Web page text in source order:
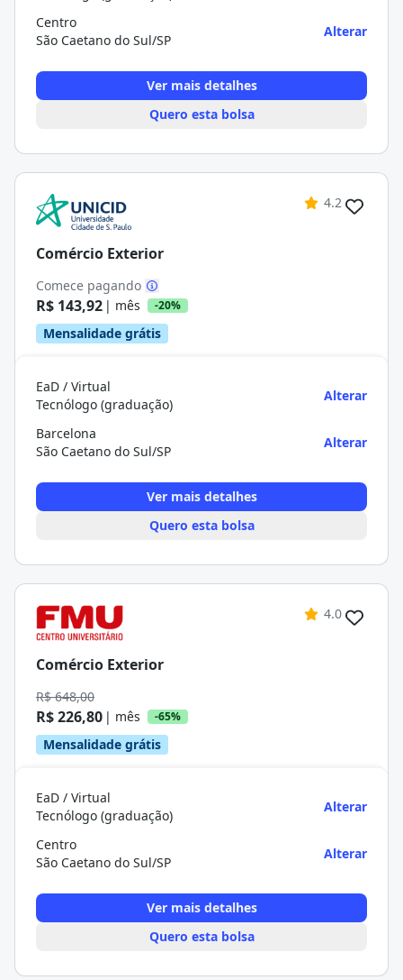
Centro
São Caetano do Sul/SP
Alterar
Ver mais detalhes
Quero esta bolsa
4.2
Comércio Exterior
Comece pagando
R$ 143,92 | mês -20%
Mensalidade grátis
EaD / Virtual
Tecnólogo (graduação)
Alterar
Barcelona
São Caetano do Sul/SP
Alterar
Ver mais detalhes
Quero esta bolsa
4.0
Comércio Exterior
R$ 648,00
R$ 226,80 | mês -65%
Mensalidade grátis
EaD / Virtual
Tecnólogo (graduação)
Alterar
Centro
São Caetano do Sul/SP
Alterar
Ver mais detalhes
Quero esta bolsa